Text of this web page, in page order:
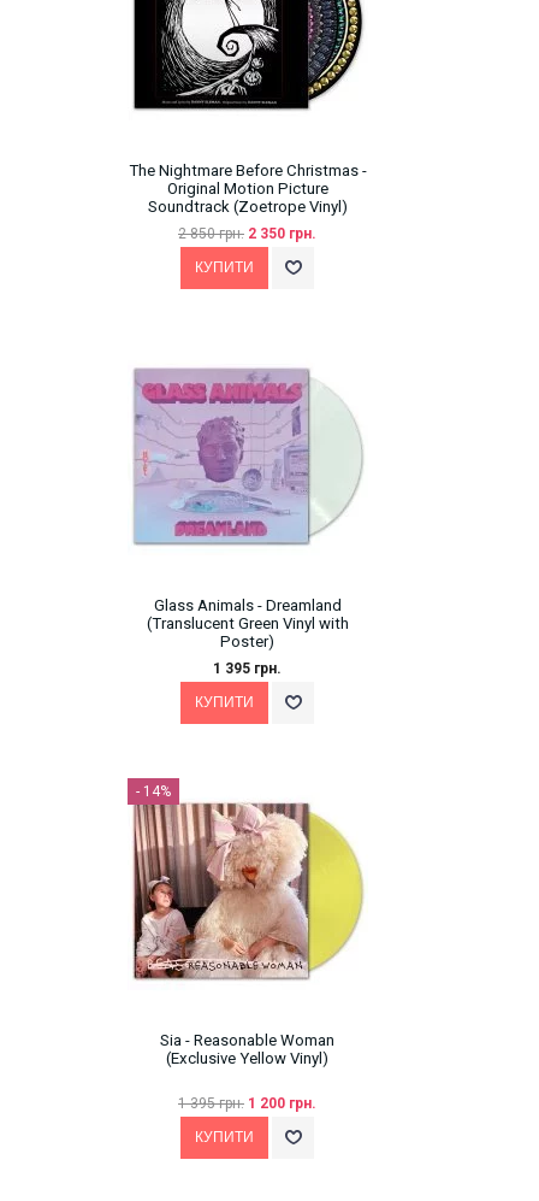
The Nightmare Before Christmas -
Original Motion Picture
Soundtrack (Zoetrope Vinyl)
2 850 грн. 2 350 грн.
Glass Animals - Dreamland
(Translucent Green Vinyl with
Poster)
1 395 грн.
- 14%
Sia - Reasonable Woman
(Exclusive Yellow Vinyl)
1 395 грн. 1 200 грн.